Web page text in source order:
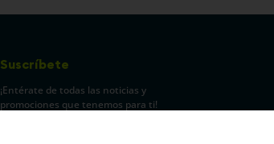
Suscríbete
¡Entérate de todas las noticias y
promociones que tenemos para ti!